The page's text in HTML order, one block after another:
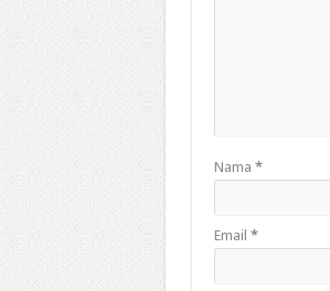
Nama *
Email *